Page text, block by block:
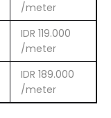
/meter
IDR 119.000
/meter
IDR 189.000
/meter